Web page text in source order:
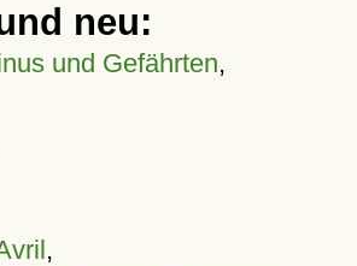
neu:
und Gefährten,
,